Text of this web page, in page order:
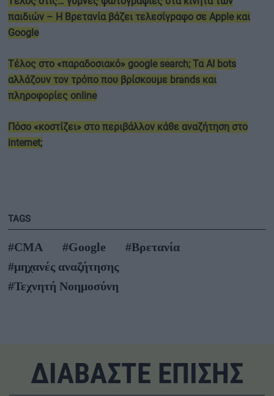
παιδιών – Η Βρετανία βάζει τελεσίγραφο σε Apple και
Google
Τέλος στο «παραδοσιακό» google search; Τα AI bots
αλλάζουν τον τρόπο που βρίσκουμε brands και
πληροφορίες online
Πόσο «κοστίζει» στο περιβάλλον κάθε αναζήτηση στο
internet;
TAGS
#CMA #Google
#Βρετανία
#μηχανές αναζήτησης
#Τεχνητή Νοημοσύνη
ΔΙΑΒΑΣΤΕ ΕΠΙΣΗΣ